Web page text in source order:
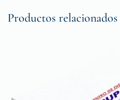
Productos relacionados